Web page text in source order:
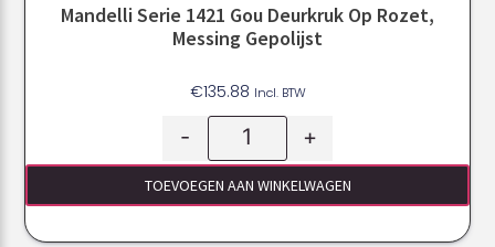
Mandelli Serie 1421 Gou Deurkruk Op Rozet,
Messing Gepolijst
€135.88 Incl. BTW
- +
TOEVOEGEN AAN WINKELWAGEN